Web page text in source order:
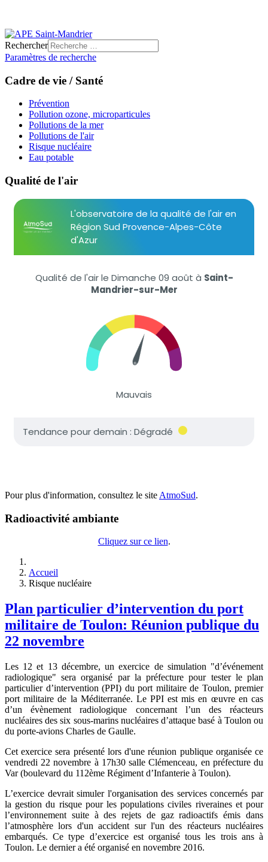
Rechercher
Paramètres de recherche
Cadre de vie / Santé
Prévention
Pollution ozone, microparticules
Pollutions de la mer
Pollutions de l'air
Risque nucléaire
Eau potable
Qualité de l'air
Pour plus d'information, consultez le site AtmoSud.
Radioactivité ambiante
Cliquez sur ce lien.
Accueil
Risque nucléaire
Plan particulier d’intervention du port
militaire de Toulon: Réunion publique du
22 novembre
Les 12 et 13 décembre, un exercice de simulation "d’événement
radiologique" sera organisé par la préfecture pour tester le plan
particulier d’intervention (PPI) du port militaire de Toulon, premier
port militaire de la Méditerranée. Le PPI est mis en œuvre en cas
d’un évènement radiologique concernant l’un des réacteurs
nucléaires des six sous-marins nucléaires d’attaque basé à Toulon ou
du porte-avions Charles de Gaulle.
Cet exercice sera présenté lors d'une réunion publique organisée ce
vendredi 22 novembre à 17h30 salle Clémenceau, en préfecture du
Var (boulevard du 112ème Régiment d’Infanterie à Toulon).
L’exercice devrait simuler l'organisation des services concernés par
la gestion du risque pour les populations civiles riveraines et pour
l’environnement suite à des rejets de gaz radioactifs émis dans
l’atmosphère lors d'un accident sur l'un des réacteurs nucléaires
embarqués. Ce type d’exercice est organisé tous les trois ans à
Toulon. Le dernier a été organisé en novembre 2016.